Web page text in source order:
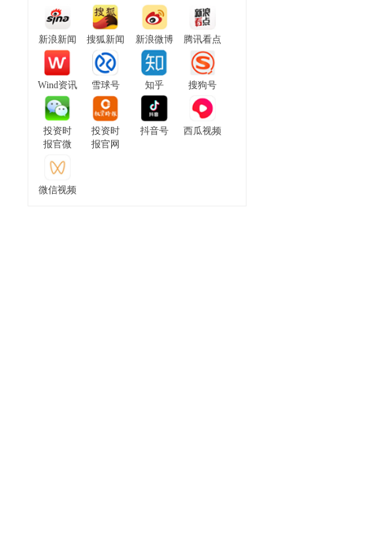
新浪新闻 搜狐新闻 新浪微博 腾讯看点
Wind资讯 雪球号 知乎 搜狗号
投资时
报官微
投资时
报官网
抖音号 西瓜视频
微信视频